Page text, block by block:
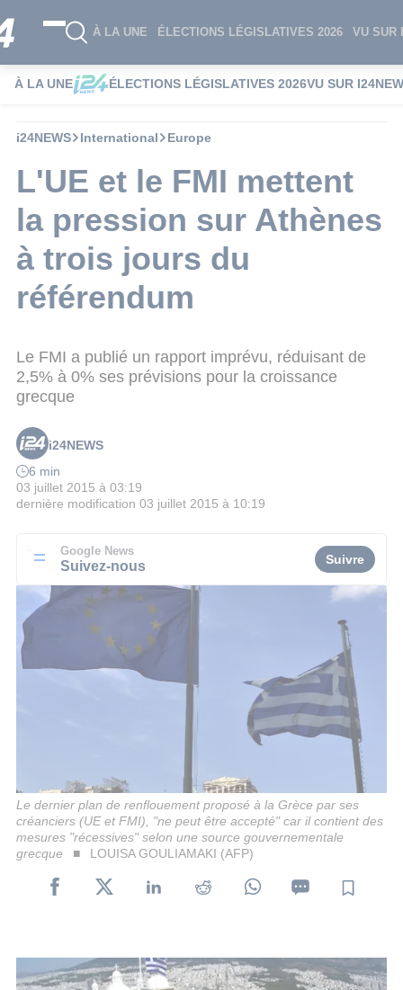
À LA UNE ÉLECTIONS LÉGISLATIVES 2026 VU SUR
À LA UNE ÉLECTIONS LÉGISLATIVES 2026VU SUR
i24NEWS International Europe
L'UE et le FMI mettent
la pression sur Athènes
à trois jours du
référendum
Le FMI a publié un rapport imprévu, réduisant de
2,5% à 0% ses prévisions pour la croissance
grecque
i24NEWS
6 min
03 juillet 2015 à 03:19
dernière modification 03 juillet 2015 à 10:19
Google News
Suivez-nous Suivre
Le dernier plan de renflouement proposé à la Grèce par ses
créanciers (UE et FMI), "ne peut être accepté" car il contient des
mesures "récessives" selon une source gouvernementale
grecque
LOUISA GOULIAMAKI (AFP)